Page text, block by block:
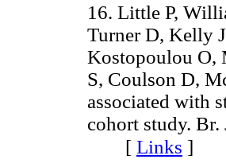
16. Little P,
Turner D, Kelly
Kostopoulou O,
S, Coulson D,
associated with
cohort study. Br.
[ Links ]